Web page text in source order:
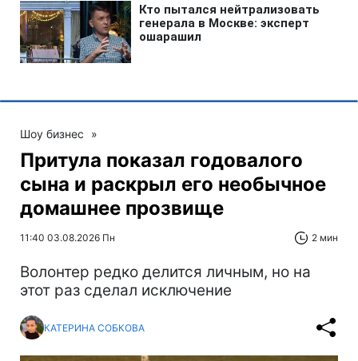
Шоу бизнес »
Притула показал годовалого
сына и раскрыл его необычное
домашнее прозвище
11:40 03.08.2026 Пн 2 мин
Волонтер редко делится личным, но на
этот раз сделал исключение
КАТЕРИНА СОБКОВА